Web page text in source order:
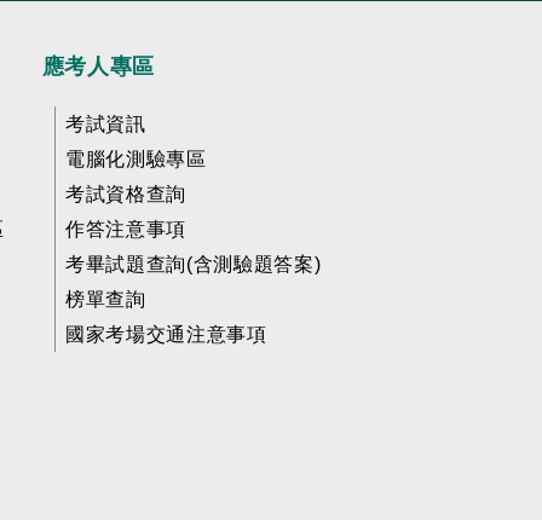
應考人專區
考試資訊
電腦化測驗專區
考試資格查詢
作答注意事項
考畢試題查詢(含測驗題答案)
榜單查詢
國家考場交通注意事項